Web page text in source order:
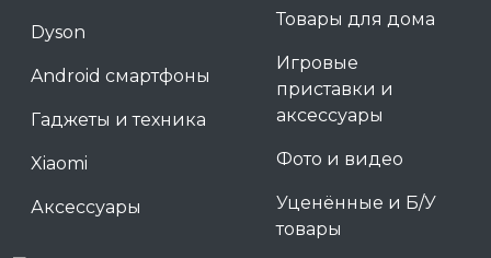
Dyson
Android смартфоны
Гаджеты и техника
Xiaomi
Аксессуары
Товары для дома
Игровые
приставки и
аксессуары
Фото и видео
Уценённые и Б/У
товары